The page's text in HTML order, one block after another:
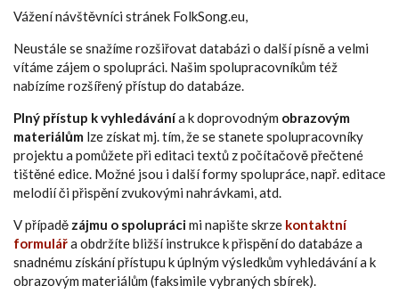
Vážení návštěvníci stránek FolkSong.eu,
Neustále se snažíme rozšiřovat databázi o další písně a velmi
vítáme zájem o spolupráci. Našim spolupracovníkům též
nabízíme rozšířený přístup do databáze.
Plný přístup k vyhledávánía k doprovodným obrazovým
materiálům lze získat mj. tím, že se stanete spolupracovníky
projektu a pomůžete při editaci textů z počítačově přečtené
tištěné edice. Možné jsou i další formy spolupráce, např. editace
melodií či přispění zvukovými nahrávkami, atd.
V případě zájmu o spoluprácimi napište skrze kontaktní
formulářa obdržíte bližší instrukce k přispění do databáze a
snadnému získání přístupu k úplným výsledkům vyhledávání a k
obrazovým materiálům (faksimile vybraných sbírek).